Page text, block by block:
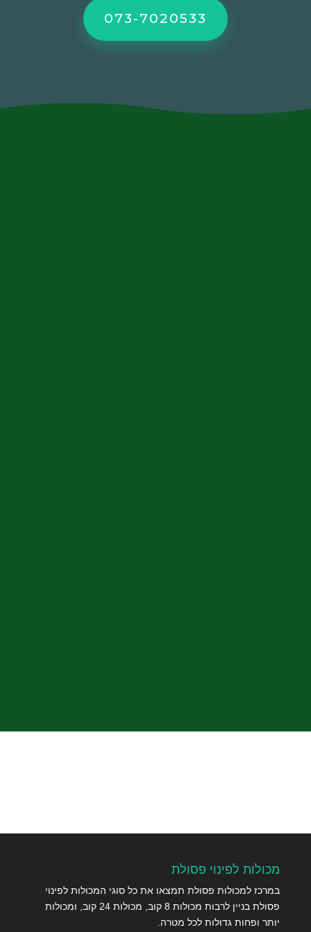
073-7020533
מכולות לפינוי פסולת
במרכז למכולות פסולת תמצאו את כל סוגי המכולות לפינוי
פסולת בניין לרבות מכולות 8 קוב, מכולות 24 קוב, ומכולות
יותר ופחות גדולות לכל מטרה.